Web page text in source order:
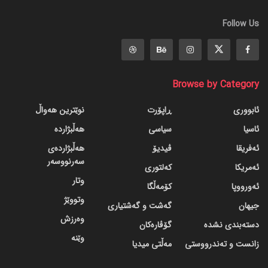
Follow Us
Browse by Category
ئابووری
ئاسیا
ئەفریقا
ئەمریکا
ئەورووپا
جیهان
دسته‌بندی نشده
زانست و تەندرووستی
ڕاپۆرت
سیاسی
ڤیدیۆ
کەلتوری
کۆمەڵگا
گه‌شت و گه‌شتیاری
گۆڤاره‌کان
مەڵتی میدیا
نوێترین هەواڵ
هەڵبژاردە
هەڵبژاردەی
سەرنووسەر
وتار
وتووێژ
وەرزش
وێنە